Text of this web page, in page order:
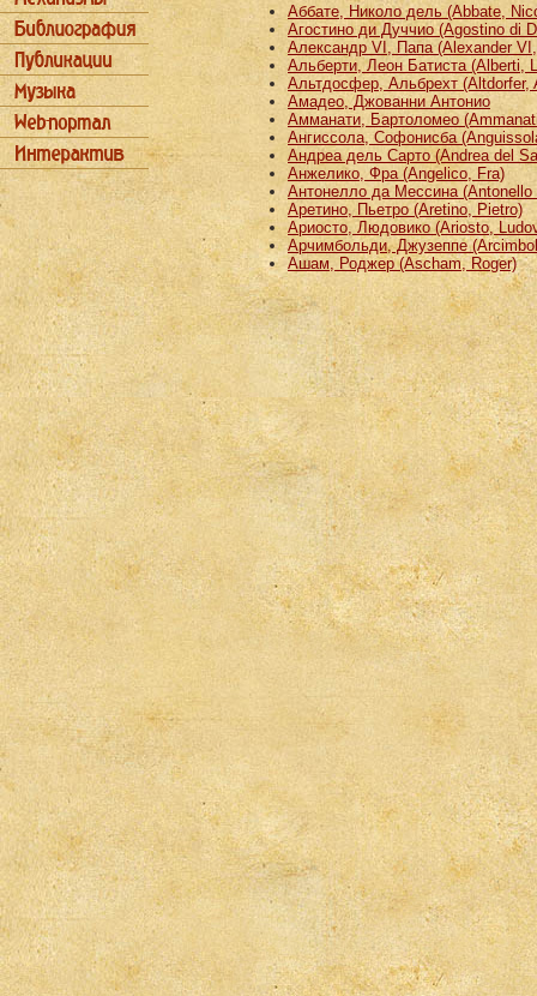
Аббате, Николо дель (Abbate,
Агостино ди Дуччио (Agostino di
Александр VI, Папа (Alexander
Альберти, Леон Батиста (Alberti,
Альтдосфер, Альбрехт (Altdorfer,
Амадео, Джованни Антонио
Амманати, Бартоломео
Ангиссола, Софонисба
Андреа дель Сарто (Andrea del
Анжелико, Фра (Angelico, Fra)
Антонелло да Мессина (Antonello
Аретино, Пьетро (Aretino, Pietro)
Ариосто, Людовико (Ariosto,
Арчимбольди, Джузеппе
Ашам, Роджер (Ascham, Roger)